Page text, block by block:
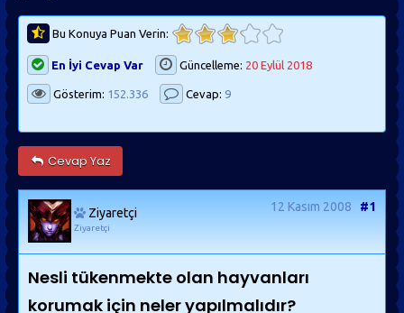
Bu Konuya Puan Verin:
En İyi Cevap Var Güncelleme: 20 Eylül 2018
Gösterim: 152.336 Cevap: 9
Cevap Yaz
Ziyaretçi
Ziyaretçi
12 Kasım 2008 #1
Nesli tükenmekte olan hayvanları
korumak için neler yapılmalıdır?